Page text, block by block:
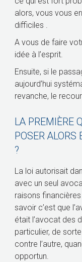
alors, vous vous
difficiles .
A vous de faire
idée à l’esprit.
Ensuite, si le
aujourd’hui
revanche, le
LA PREMIÈRE
POSER
?
La loi autorisait
avec un seul
raisons
savoir c’est que
était l’avocat des
particulier, de
contre l’autre,
opportun.